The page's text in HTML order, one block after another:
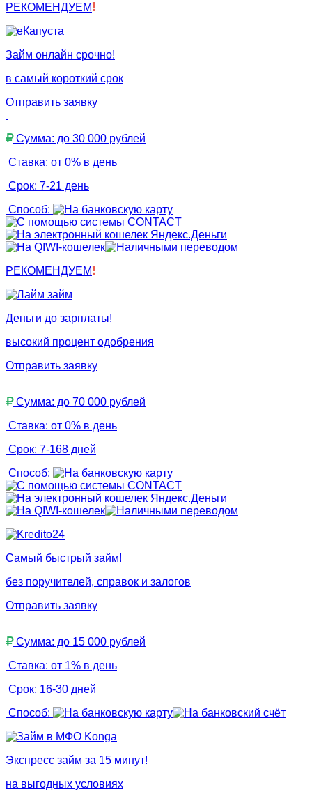
РЕКОМЕНДУЕМ
Займ онлайн срочно!
в самый короткий срок
Отправить заявку
Сумма: до 30 000 рублей
Ставка: от 0% в день
Срок: 7-21 день
Способ:
РЕКОМЕНДУЕМ
Деньги до зарплаты!
высокий процент одобрения
Отправить заявку
Сумма: до 70 000 рублей
Ставка: от 0% в день
Срок: 7-168 дней
Способ:
Самый быстрый займ!
без поручителей, справок и залогов
Отправить заявку
Сумма: до 15 000 рублей
Ставка: от 1% в день
Срок: 16-30 дней
Способ:
Экспресс займ за 15 минут!
на выгодных условиях